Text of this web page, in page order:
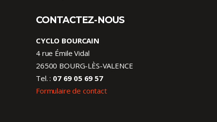
CONTACTEZ-NOUS
CYCLO BOURCAIN
4 rue Émile Vidal
26500 BOURG-LÈS-VALENCE
Tel. : 07 69 05 69 57
Formulaire de contact